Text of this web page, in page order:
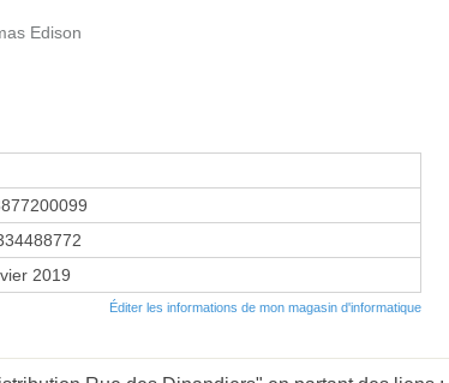
Edison
2019
Éditer les informations de mon magasin d'informatique